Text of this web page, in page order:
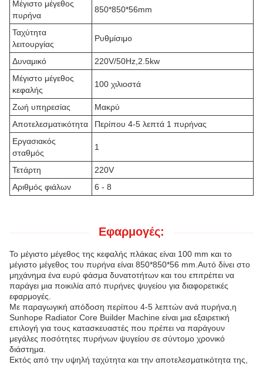
Μέγιστο μέγεθος
πυρήνα
850*850*56mm
Ταχύτητα
λειτουργίας
Ρυθμίσιμο
Δυναμικό
220V/50Hz,2.5kw
Μέγιστο μέγεθος
κεφαλής
100 χιλιοστά
Ζωή υπηρεσίας
Μακρύ
Αποτελεσματικότητα
Περίπου 4-5 λεπτά 1 πυρήνας
Εργασιακός
σταθμός
1
Τετάρτη
220V
Αριθμός φιάλων
6 - 8
Εφαρμογές:
Το μέγιστο μέγεθος της κεφαλής πλάκας είναι 100 mm και το
μέγιστο μέγεθος του πυρήνα είναι 850*850*56 mm.Αυτό δίνει στο
μηχάνημα ένα ευρύ φάσμα δυνατοτήτων και του επιτρέπει να
παράγει μια ποικιλία από πυρήνες ψυγείου για διαφορετικές
εφαρμογές.
Με παραγωγική απόδοση περίπου 4-5 λεπτών ανά πυρήνα,η
Sunhope Radiator Core Builder Machine είναι μια εξαιρετική
επιλογή για τους κατασκευαστές που πρέπει να παράγουν
μεγάλες ποσότητες πυρήνων ψυγείου σε σύντομο χρονικό
διάστημα.
Εκτός από την υψηλή ταχύτητα και την αποτελεσματικότητα της,